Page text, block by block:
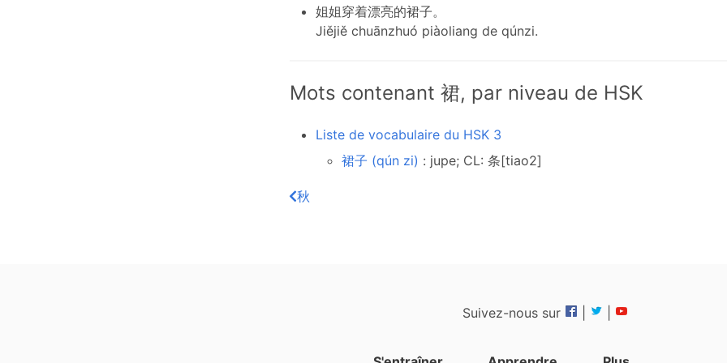
姐姐穿着漂亮的裙子。
Jiějiě chuānzhuó piàoliang de qúnzi.
Mots contenant 裙, par niveau de HSK
Liste de vocabulaire du HSK 3
裙子 (qún zi) : jupe; CL: 条[tiao2]
秋
Suivez-nous sur